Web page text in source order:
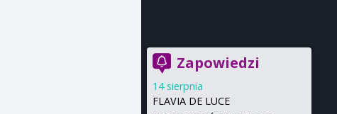
Zapowiedzi
14 sierpnia
FLAVIA DE LUCE